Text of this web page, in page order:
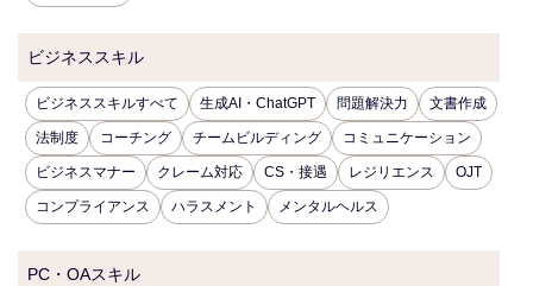
ビジネススキル
ビジネススキルすべて 生成AI・ChatGPT 問題解決力 文書作成
法制度 コーチング チームビルディング コミュニケーション
ビジネスマナー クレーム対応 CS・接遇 レジリエンス OJT
コンプライアンス ハラスメント メンタルヘルス
PC・OAスキル